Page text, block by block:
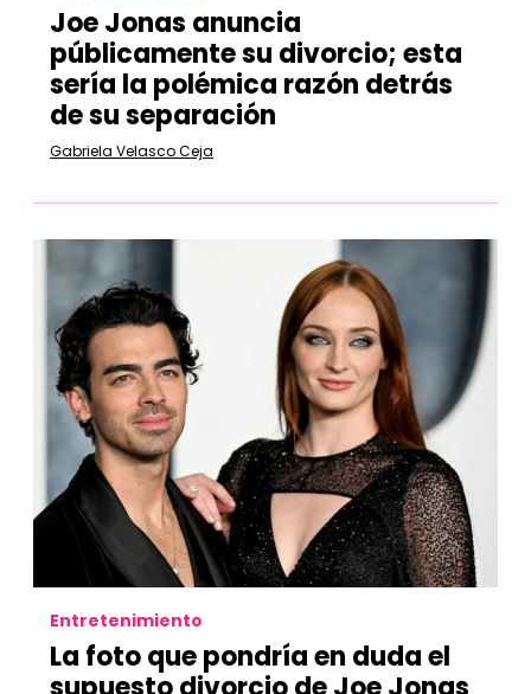
Joe Jonas anuncia
públicamente su divorcio; esta
sería la polémica razón detrás
de su separación
Gabriela Velasco Ceja
Entretenimiento
La foto que pondría en duda el